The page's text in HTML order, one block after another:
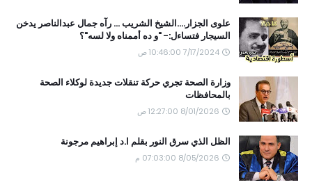
علوى الجزار....الشيخ الشريب ... رآه جمال عبدالناصر يدخن
السيجار فتساءل:- "و ده أممناه ولا لسه"؟
7/17/2024 10:46:00 ص
وزارة الصحة تجري حركة تنقلات جديدة لوكلاء الصحة
بالمحافظات
8/01/2026 12:27:00 ص
الظل الذي سرق النور بقلم ا.د إبراهيم مرجونة
8/05/2026 07:03:00 م